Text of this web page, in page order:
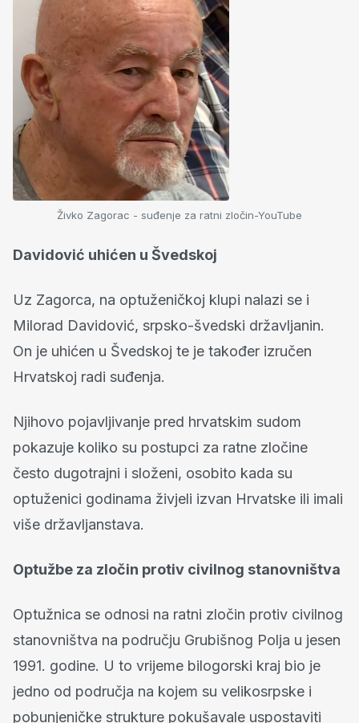
Živko Zagorac - suđenje za ratni zločin-YouTube
Davidović uhićen u Švedskoj
Uz Zagorca, na optuženičkoj klupi nalazi se i
Milorad Davidović, srpsko-švedski državljanin.
On je uhićen u Švedskoj te je također izručen
Hrvatskoj radi suđenja.
Njihovo pojavljivanje pred hrvatskim sudom
pokazuje koliko su postupci za ratne zločine
često dugotrajni i složeni, osobito kada su
optuženici godinama živjeli izvan Hrvatske ili imali
više državljanstava.
Optužbe za zločin protiv civilnog stanovništva
Optužnica se odnosi na ratni zločin protiv civilnog
stanovništva na području Grubišnog Polja u jesen
1991. godine. U to vrijeme bilogorski kraj bio je
jedno od područja na kojem su velikosrpske i
pobunjeničke strukture pokušavale uspostaviti